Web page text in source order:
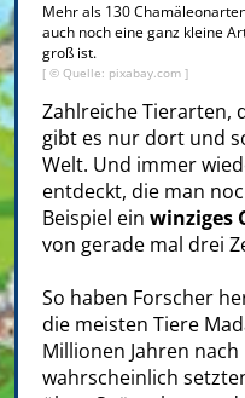
Mehr als 130
auch noch eine ganz kleine
groß ist.
[ © Quelle: pixabay.com ]
Zahlreiche Tierarten,
gibt es nur dort und
Welt. Und immer
entdeckt, die man
Beispiel ein winziges
von gerade mal drei
So haben Forscher
die meisten Tiere
Millionen Jahren
wahrscheinlich